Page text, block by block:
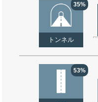
35%
トンネル
53%